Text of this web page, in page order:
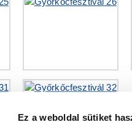
Ez a weboldal sütiket